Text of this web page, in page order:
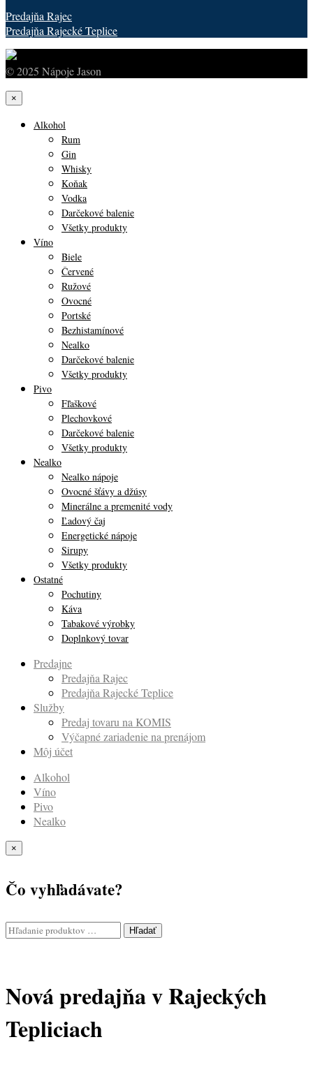
Predajňa Rajec
Predajňa Rajecké Teplice
© 2025 Nápoje Jason
×
Alkohol
Rum
Gin
Whisky
Koňak
Vodka
Darčekové balenie
Všetky produkty
Víno
Biele
Červené
Ružové
Ovocné
Portské
Bezhistamínové
Nealko
Darčekové balenie
Všetky produkty
Pivo
Fľaškové
Plechovkové
Darčekové balenie
Všetky produkty
Nealko
Nealko nápoje
Ovocné šťávy a džúsy
Minerálne a premenité vody
Ľadový čaj
Energetické nápoje
Sirupy
Všetky produkty
Ostatné
Pochutiny
Káva
Tabakové výrobky
Doplnkový tovar
Predajne
Predajňa Rajec
Predajňa Rajecké Teplice
Služby
Predaj tovaru na KOMIS
Výčapné zariadenie na prenájom
Môj účet
Alkohol
Víno
Pivo
Nealko
×
Čo vyhľadávate?
Hľadať
Nová predajňa v Rajeckých
Tepliciach